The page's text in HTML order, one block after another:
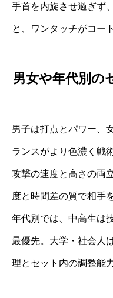
手首を内旋させ過ぎず
と、ワンタッチがコー
男女や年代別の
男子は打点とパワー、
ランスがより色濃く戦
攻撃の速度と高さの両
度と時間差の質で相手
年代別では、中高生は
最優先。大学・社会人
理とセット内の調整能